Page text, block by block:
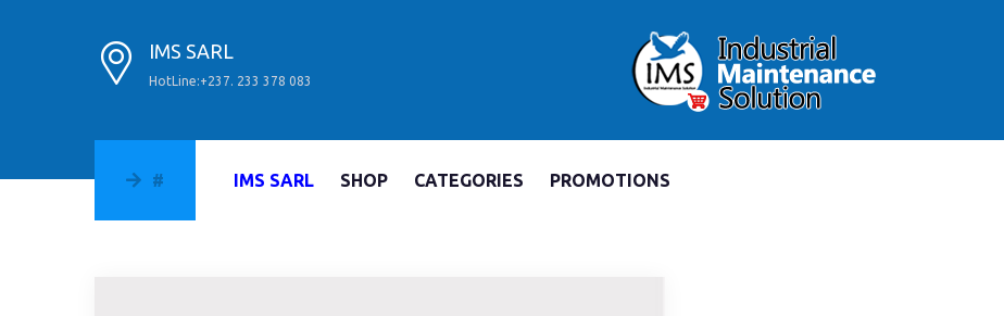
IMS SARL
HotLine:+237. 233 378 083
# IMS SARL SHOP CATEGORIES PROMOTIONS